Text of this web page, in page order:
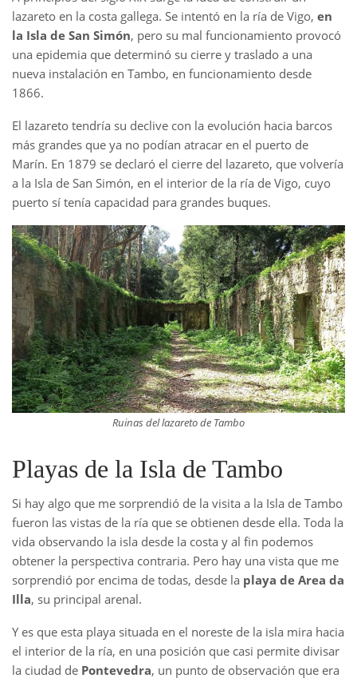
lazareto en la costa gallega. Se intentó en la ría de Vigo, en
la Isla de San Simón, pero su mal funcionamiento provocó
una epidemia que determinó su cierre y traslado a una
nueva instalación en Tambo, en funcionamiento desde
1866.
El lazareto tendría su declive con la evolución hacia barcos
más grandes que ya no podían atracar en el puerto de
Marín. En 1879 se declaró el cierre del lazareto, que volvería
a la Isla de San Simón, en el interior de la ría de Vigo, cuyo
puerto sí tenía capacidad para grandes buques.
Ruinas del lazareto de Tambo
Playas de la Isla de Tambo
Si hay algo que me sorprendió de la visita a la Isla de Tambo
fueron las vistas de la ría que se obtienen desde ella. Toda la
vida observando la isla desde la costa y al fin podemos
obtener la perspectiva contraria. Pero hay una vista que me
sorprendió por encima de todas, desde la playa de Area da
Illa, su principal arenal.
Y es que esta playa situada en el noreste de la isla mira hacia
el interior de la ría, en una posición que casi permite divisar
la ciudad de Pontevedra, un punto de observación que era